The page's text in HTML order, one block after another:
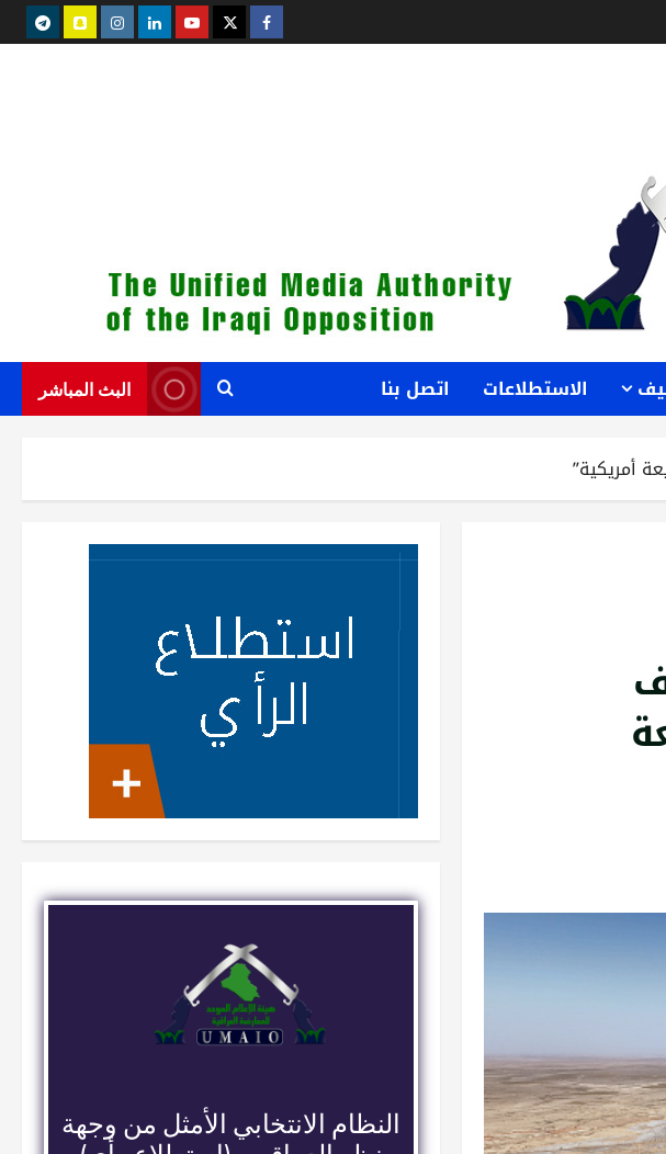
facebook
Twitter
youtube
Linkedin
instagram
snapchat
الاستطلاعات اتصل بنا البث المباشر
أمريكية”
النظام الانتخابي الأمثل من وجهة